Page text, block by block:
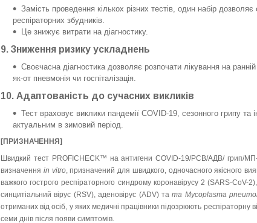
Замість проведення кількох різних тестів, один набір
респіраторних збудників.
Це знижує витрати на діагностику.
9. Зниження ризику ускладнень
Своєчасна діагностика дозволяє розпочати лікування на
як-от пневмонія чи госпіталізація.
10. Адаптованість до сучасних викликів
Тест враховує виклики пандемії COVID-19, сезонного грипу та
актуальним в зимовий період.
[ПРИЗНАЧЕННЯ]
Швидкий тест PROFICHECK™ на антигени COVID-19/РСВ/АДВ/ грип/
визна­чення in vitro, призначений для швидкого, одночасного якіс­ного
важкого гострого респіраторного синдрому коро­на­вірусу 2 (SARS-CoV-
синцитіальний вірус (RSV), аде­но­ві­рус (ADV) тата My­co­plasma
отриманих від осіб, у яких медичні працівники підозрюють ре­с­піраторну
семи днів після появи симптомів.